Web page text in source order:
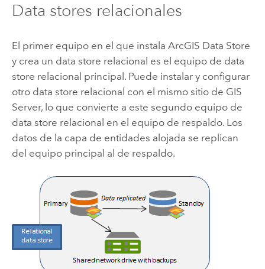
Data stores relacionales
El primer equipo en el que instala ArcGIS Data Store
y crea un data store relacional es el equipo de data
store relacional principal. Puede instalar y configurar
otro data store relacional con el mismo sitio de GIS
Server, lo que convierte a este segundo equipo de
data store relacional en el equipo de respaldo. Los
datos de la capa de entidades alojada se replican
del equipo principal al de respaldo.